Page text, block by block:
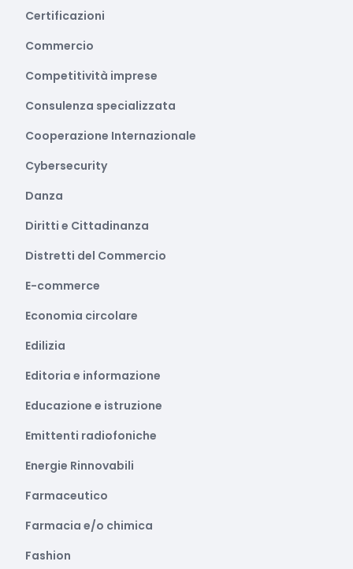
Certificazioni
Commercio
Competitività imprese
Consulenza specializzata
Cooperazione Internazionale
Cybersecurity
Danza
Diritti e Cittadinanza
Distretti del Commercio
E-commerce
Economia circolare
Edilizia
Editoria e informazione
Educazione e istruzione
Emittenti radiofoniche
Energie Rinnovabili
Farmaceutico
Farmacia e/o chimica
Fashion